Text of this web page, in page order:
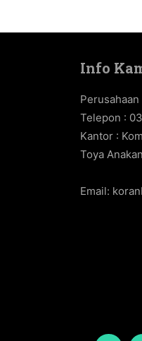
Info
Perusahaan
Telepon :
Kantor :
Toya
Email: